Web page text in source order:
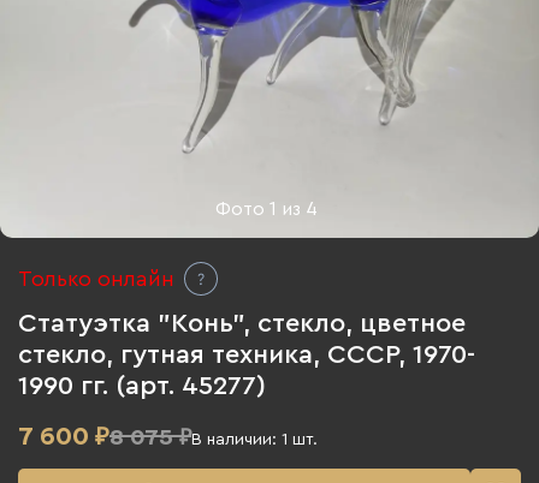
Фото1 из 4
Только онлайн
Статуэтка "Конь", стекло, цветное
стекло, гутная техника, СССР, 1970-
1990 гг. (арт. 45277)
7 600 ₽8 075 ₽В наличии: 1 шт.